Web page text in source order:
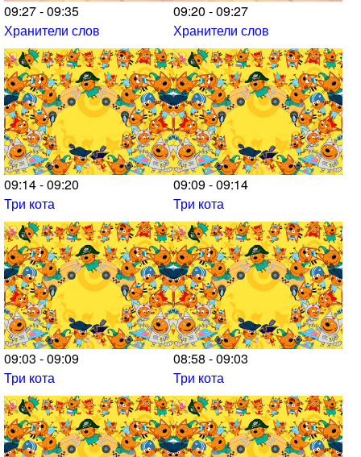
09:27 - 09:35
Хранители слов
09:20 - 09:27
Хранители слов
09:14 - 09:20
Три кота
09:09 - 09:14
Три кота
09:03 - 09:09
Три кота
08:58 - 09:03
Три кота